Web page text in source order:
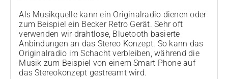
Als Musikquelle kann ein Originalradio dienen oder
zum Beispiel ein Becker Retro Gerät. Sehr oft
verwenden wir drahtlose, Bluetooth basierte
Anbindungen an das Stereo Konzept. So kann das
Originalradio im Schacht verbleiben, während die
Musik zum Beispiel von einem Smart Phone auf
das Stereokonzept gestreamt wird.